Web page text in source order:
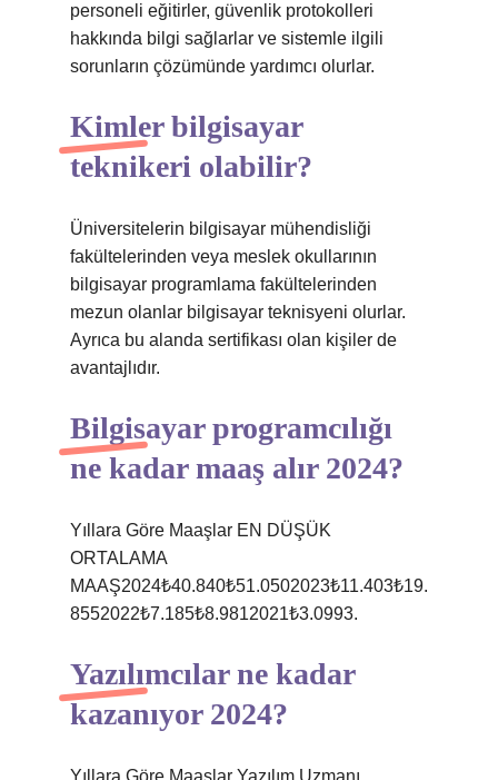
personeli eğitirler, güvenlik protokolleri
hakkında bilgi sağlarlar ve sistemle ilgili
sorunların çözümünde yardımcı olurlar.
Kimler bilgisayar
teknikeri olabilir?
Üniversitelerin bilgisayar mühendisliği
fakültelerinden veya meslek okullarının
bilgisayar programlama fakültelerinden
mezun olanlar bilgisayar teknisyeni olurlar.
Ayrıca bu alanda sertifikası olan kişiler de
avantajlıdır.
Bilgisayar programcılığı
ne kadar maaş alır 2024?
Yıllara Göre Maaşlar EN DÜŞÜK
ORTALAMA
MAAŞ2024₺40.840₺51.0502023₺11.403₺19.
8552022₺7.185₺8.9812021₺3.0993.
Yazılımcılar ne kadar
kazanıyor 2024?
Yıllara Göre Maaşlar Yazılım Uzmanı